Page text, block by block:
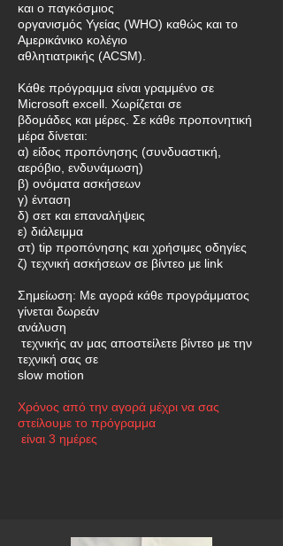
και ο παγκόσμιος
οργανισμός Υγείας (WHO) καθώς και το
Αμερικάνικο κολέγιο
αθλητιατρικής (ACSM).
Κάθε πρόγραμμα είναι γραμμένο σε
Microsoft excell. Χωρίζεται σε
βδομάδες και μέρες. Σε κάθε προπονητική
μέρα δίνεται:
α) είδος προπόνησης (συνδυαστική,
αερόβιο, ενδυνάμωση)
β) ονόματα ασκήσεων
γ) ένταση
δ) σετ και επαναλήψεις
ε) διάλειμμα
στ) tip προπόνησης και χρήσιμες οδηγίες
ζ) τεχνική ασκήσεων σε βίντεο με link
Σημείωση: Με αγορά κάθε προγράμματος
γίνεται δωρεάν
ανάλυση
τεχνικής αν μας αποστείλετε βίντεο με την
τεχνική σας σε
slow motion
Xρόνος από την αγορά μέχρι να σας
στείλουμε το πρόγραμμα
είναι 3 ημέρες